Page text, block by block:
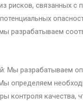
рисков, связанных с
разрабатываем
Мы разрабатываем
определяем
контроля качества,